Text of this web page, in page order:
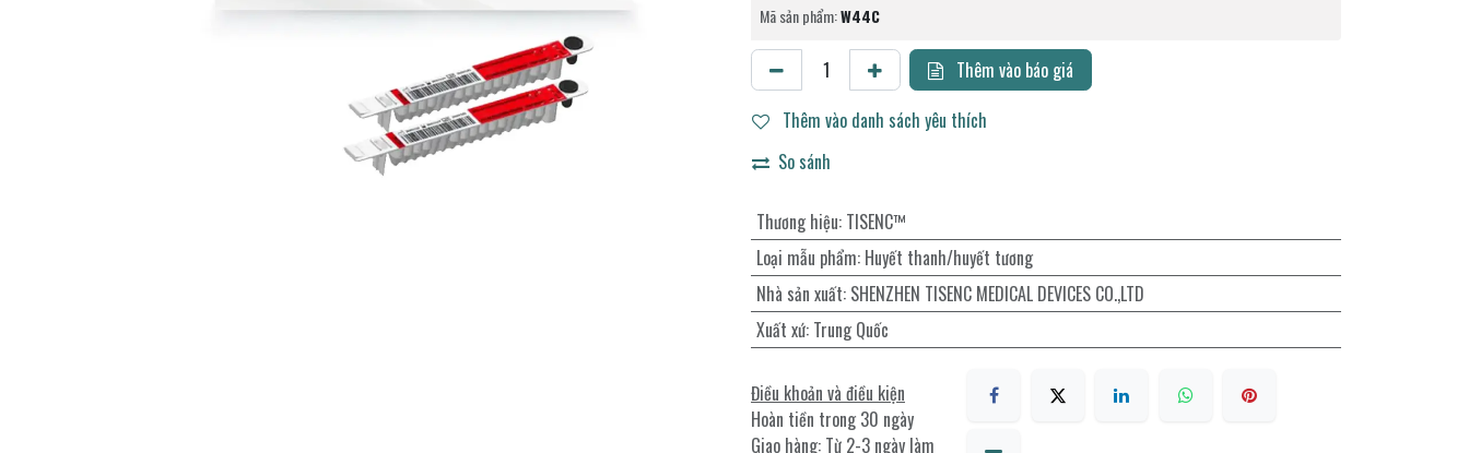
Mã sản phẩm:W44C
Thêm vào báo giá
Thêm vào danh sách yêu thích
So sánh
Thương hiệu: TISENC™
Loại mẫu phẩm: Huyết thanh/huyết tương
Nhà sản xuất: SHENZHEN TISENC MEDICAL DEVICES CO.,LTD
Xuất xứ: Trung Quốc
Điều khoản và điều kiện
Hoàn tiền trong 30 ngày
Giao hàng: Từ 2-3 ngày làm